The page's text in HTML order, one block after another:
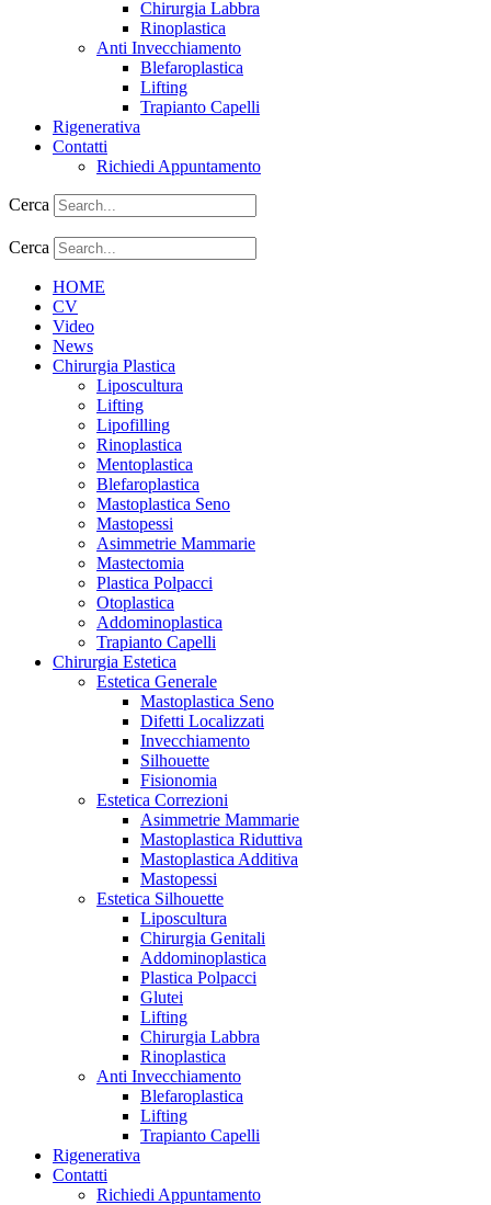
Chirurgia Labbra
Rinoplastica
Anti Invecchiamento
Blefaroplastica
Lifting
Trapianto Capelli
Rigenerativa
Contatti
Richiedi Appuntamento
Cerca
Cerca
HOME
CV
Video
News
Chirurgia Plastica
Liposcultura
Lifting
Lipofilling
Rinoplastica
Mentoplastica
Blefaroplastica
Mastoplastica Seno
Mastopessi
Asimmetrie Mammarie
Mastectomia
Plastica Polpacci
Otoplastica
Addominoplastica
Trapianto Capelli
Chirurgia Estetica
Estetica Generale
Mastoplastica Seno
Difetti Localizzati
Invecchiamento
Silhouette
Fisionomia
Estetica Correzioni
Asimmetrie Mammarie
Mastoplastica Riduttiva
Mastoplastica Additiva
Mastopessi
Estetica Silhouette
Liposcultura
Chirurgia Genitali
Addominoplastica
Plastica Polpacci
Glutei
Lifting
Chirurgia Labbra
Rinoplastica
Anti Invecchiamento
Blefaroplastica
Lifting
Trapianto Capelli
Rigenerativa
Contatti
Richiedi Appuntamento